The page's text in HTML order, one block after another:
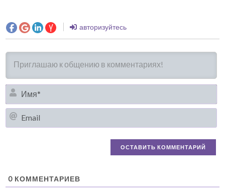
авторизуйтесь
0 КОММЕНТАРИЕВ